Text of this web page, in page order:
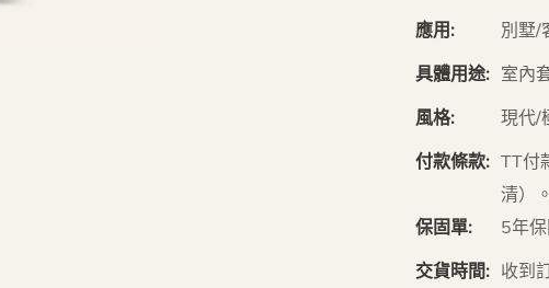
應用:
別墅/
具體用途: 室內
風格:
現代/
付款條款: TT付
清）。
保固單:
5年
交貨時間: 收到